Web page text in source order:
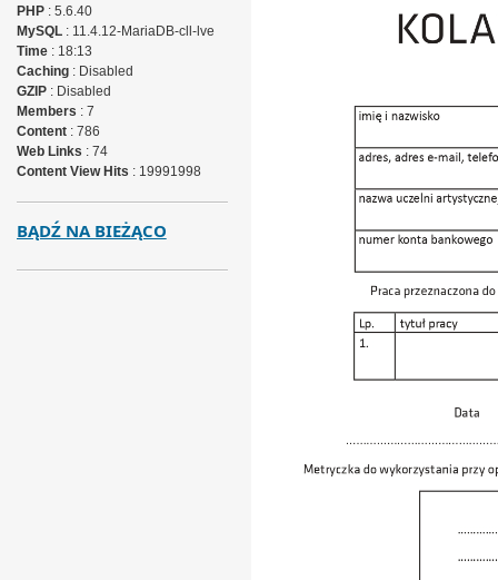
PHP: 5.6.40
MySQL: 11.4.12-MariaDB-cll-lve
Time: 18:13
Caching: Disabled
GZIP: Disabled
Members : 7
Content: 786
Web Links : 74
Content View Hits : 19991998
BĄDŹ NA BIEŻĄCO